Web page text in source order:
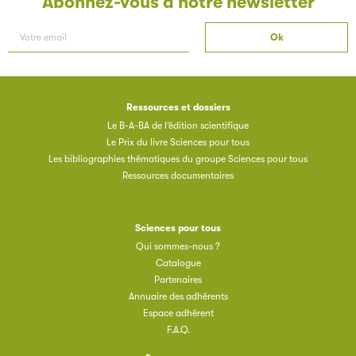
Ressources et dossiers
Le B-A-BA de l’édition scientifique
Le Prix du livre Sciences pour tous
Les bibliographies thématiques du groupe Sciences pour tous
Ressources documentaires
Sciences pour tous
Qui sommes-nous ?
Catalogue
Partenaires
Annuaire des adhérents
Espace adhérent
F.A.Q.
Les petits champions de la lecture
Le jeu de lecture à voix haute gratuit et ouvert à tous les
enfants de CM1 et de CM2.